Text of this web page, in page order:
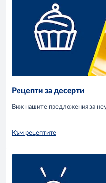
Рецепти за десерти
Виж нашите предложения за
Към рецептите